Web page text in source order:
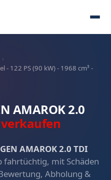
›
- 122 PS (90 kW) - 1968 cm³ -
AMAROK 2.0
verkaufen
AMAROK 2.0 TDI
mit Schäden
Abholung &